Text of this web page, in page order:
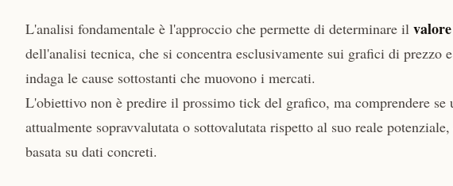
L'analisi fondamentale è l'approccio che permette di determinare il
dell'analisi tecnica, che si concentra esclusivamente sui grafici di
indaga le cause sottostanti che muovono i mercati.
L'obiettivo non è predire il prossimo tick del grafico, ma comprendere se
attualmente sopravvalutata o sottovalutata rispetto al suo reale
basata su dati concreti.